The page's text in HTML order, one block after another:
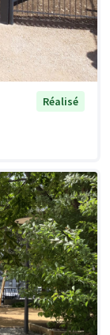
Réalisé